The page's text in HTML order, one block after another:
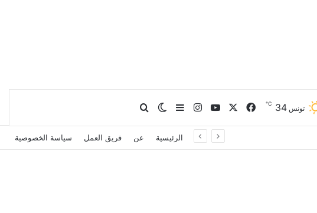
تونس 34
℃ فيسبوك يوتيوبانستقرامإضافة عمود جانبي
الوضع المظلم
بحث عن
الرئيسية عن فريق العمل سياسة الخصوصية